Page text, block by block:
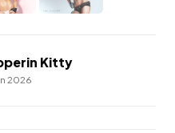
Kitty
2026